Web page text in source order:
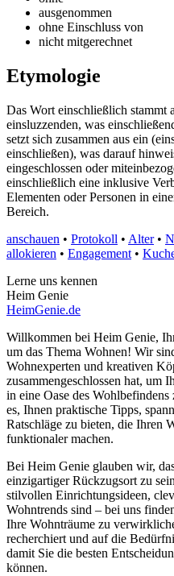
ausgenommen
ohne Einschluss von
nicht mitgerechnet
Etymologie
Das Wort einschließlich stammt
einsluzzenden, was
setzt sich zusammen aus ein
einschließen), was darauf
eingeschlossen oder
einschließlich eine inklusive
Elementen oder Personen in
Bereich.
anschauen • Protokoll • Alter•
allokieren • Engagement •
Lerne uns kennen
Heim Genie
HeimGenie.de
Willkommen bei Heim Genie,
um das Thema Wohnen! Wir
Wohnexperten und kreativen
zusammengeschlossen hat, um
in eine Oase des
es, Ihnen praktische Tipps,
Ratschläge zu bieten, die Ihren
funktionaler machen.
Bei Heim Genie glauben wir,
einzigartiger Rückzugsort zu
stilvollen Einrichtungsideen,
Wohntrends sind – bei uns
Ihre Wohnträume zu
recherchiert und auf die
damit Sie die besten
können.